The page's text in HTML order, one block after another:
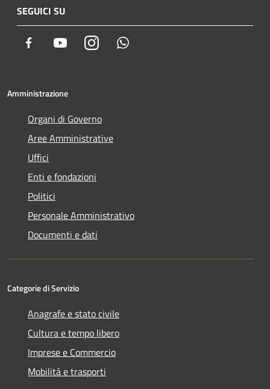
SEGUICI SU
Facebook YoutubeInstagram
Amministrazione
Organi di Governo
Aree Amministrative
Uffici
Enti e fondazioni
Politici
Personale Amministrativo
Documenti e dati
Categorie di Servizio
Anagrafe e stato civile
Cultura e tempo libero
Imprese e Commercio
Mobilità e trasporti